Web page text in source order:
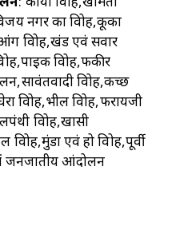
नगर का विद्रोह,कूका
विद्रोह,खंड एवं सवार
विद्रोह,फकीर
विद्रोह,कच्छ
विद्रोह,भील विद्रोह,फरायजी
विद्रोह,खासी
एवं हो विद्रोह,पूर्वी
में जनजातीय आंदोलन